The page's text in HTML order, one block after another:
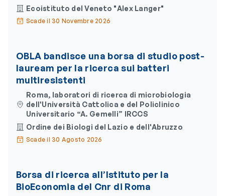
Ecoistituto del Veneto "Alex Langer"
Scade il 30 Novembre 2026
OBLA bandisce una borsa di studio post-
lauream per la ricerca sui batteri
multiresistenti
Roma, laboratori di ricerca di microbiologia
dell'Università Cattolica e del Policlinico
Universitario “A. Gemelli” IRCCS
Ordine dei Biologi del Lazio e dell'Abruzzo
Scade il 30 Agosto 2026
Borsa di ricerca all’Istituto per la
BioEconomia del Cnr di Roma